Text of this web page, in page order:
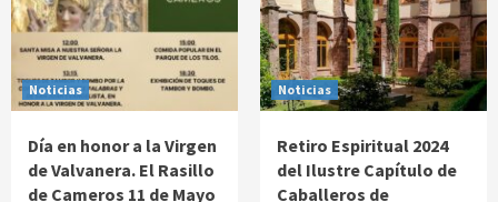
Noticias
Día en honor a la Virgen
de Valvanera. El Rasillo
de Cameros 11 de Mayo
Noticias
Retiro Espiritual 2024
del Ilustre Capítulo de
Caballeros de